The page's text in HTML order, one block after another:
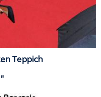
Teppich